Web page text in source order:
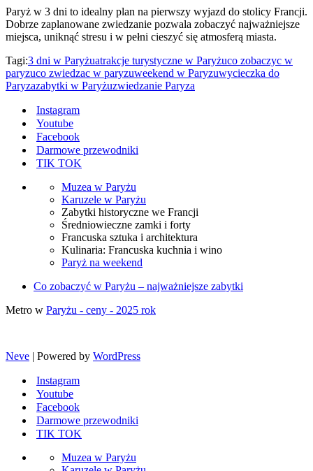
Paryż w 3 dni to idealny plan na pierwszy wyjazd do stolicy Francji.
Dobrze zaplanowane zwiedzanie pozwala zobaczyć najważniejsze
miejsca, uniknąć stresu i w pełni cieszyć się atmosferą miasta.
Tagi:3 dni w Paryżuatrakcje turystyczne w Paryżuco zobaczyc w
paryzuco zwiedzac w paryzuweekend w Paryzuwycieczka do
Paryzazabytki w Paryżuzwiedzanie Paryza
Instagram
Youtube
Facebook
Darmowe przewodniki
TIK TOK
Muzea w Paryżu
Karuzele w Paryżu
Zabytki historyczne we Francji
Średniowieczne zamki i forty
Francuska sztuka i architektura
Kulinaria: Francuska kuchnia i wino
Paryż na weekend
Co zobaczyć w Paryżu – najważniejsze zabytki
Metro w Paryżu - ceny - 2025 rok
Neve | Powered by WordPress
Instagram
Youtube
Facebook
Darmowe przewodniki
TIK TOK
Muzea w Paryżu